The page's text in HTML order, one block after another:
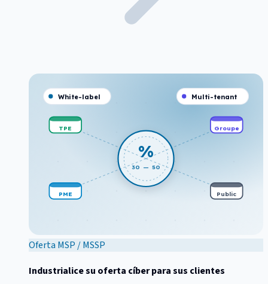
%
30 — 50
TPE
PME
Groupe
Public
White-label Multi-tenant
Oferta MSP / MSSP
Industrialice su oferta cíber para sus clientes